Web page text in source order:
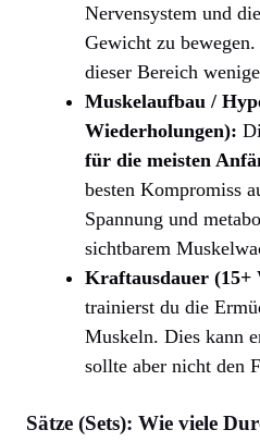
Nervensystem und
Gewicht zu
dieser Bereich
Muskelaufbau /
Wiederholungen):
für die meisten
besten Kompromiss
Spannung und
sichtbarem
Kraftausdauer (15+
trainierst du die
Muskeln. Dies kann
sollte aber nicht den
Sätze (Sets): Wie viele